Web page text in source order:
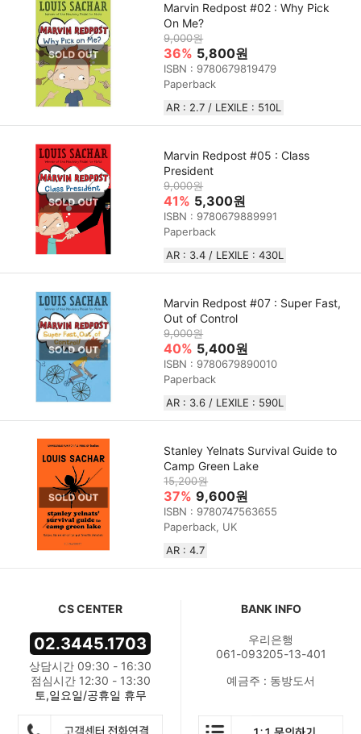
Marvin Redpost #02 : Why Pick
On Me?
9,000원
36% 5,800원
ISBN : 9780679819479
Paperback
AR : 2.7 / LEXILE : 510L
Marvin Redpost #05 : Class
President
9,000원
41% 5,300원
ISBN : 9780679889991
Paperback
AR : 3.4 / LEXILE : 430L
Marvin Redpost #07 : Super Fast,
Out of Control
9,000원
40% 5,400원
ISBN : 9780679890010
Paperback
AR : 3.6 / LEXILE : 590L
Stanley Yelnats Survival Guide to
Camp Green Lake
15,200원
37% 9,600원
ISBN : 9780747563655
Paperback, UK
AR : 4.7
CS CENTER
02.3445.1703
상담시간 09:30 - 16:30
점심시간 12:30 - 13:30
토,일요일/공휴일 휴무
BANK INFO
우리은행
061-093205-13-401
예금주 : 동방도서